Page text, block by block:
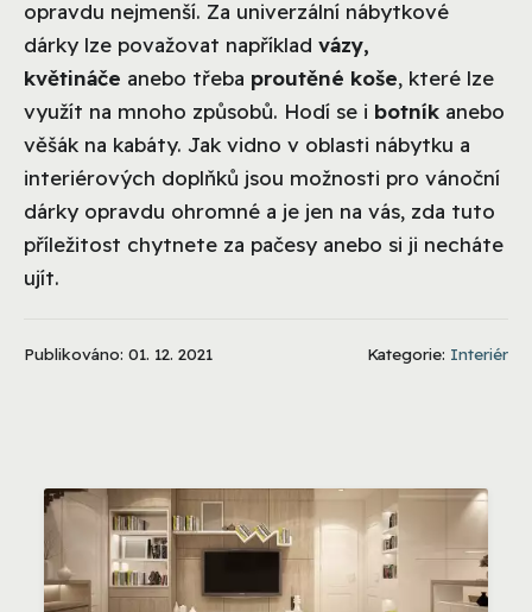
opravdu nejmenší. Za univerzální nábytkové
dárky lze považovat například vázy,
květináče anebo třeba proutěné koše, které lze
využít na mnoho způsobů. Hodí se i botník anebo
věšák na kabáty. Jak vidno v oblasti nábytku a
interiérových doplňků jsou možnosti pro vánoční
dárky opravdu ohromné a je jen na vás, zda tuto
příležitost chytnete za pačesy anebo si ji necháte
ujít.
Publikováno: 01. 12. 2021 Kategorie: Interiér